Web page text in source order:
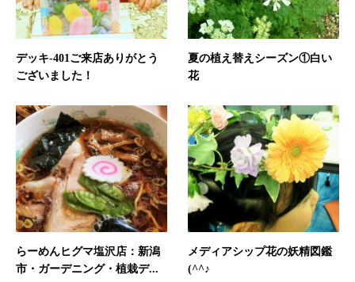
デッキ-401ご来店ありがとう
ございました！
夏の植え替えシーズン①白い
花
らーめんヒグマ塩沢店：新潟
市・ガーデニング・植栽デ...
メディアシップ花の妖精図鑑
(^^♪